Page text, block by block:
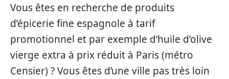
Vous êtes en recherche de produits
d’épicerie fine espagnole à tarif
promotionnel et par exemple d’huile d’olive
vierge extra à prix réduit à Paris (métro
Censier) ? Vous êtes d’une ville pas très loin